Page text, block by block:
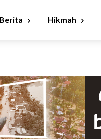
Berita Hikmah